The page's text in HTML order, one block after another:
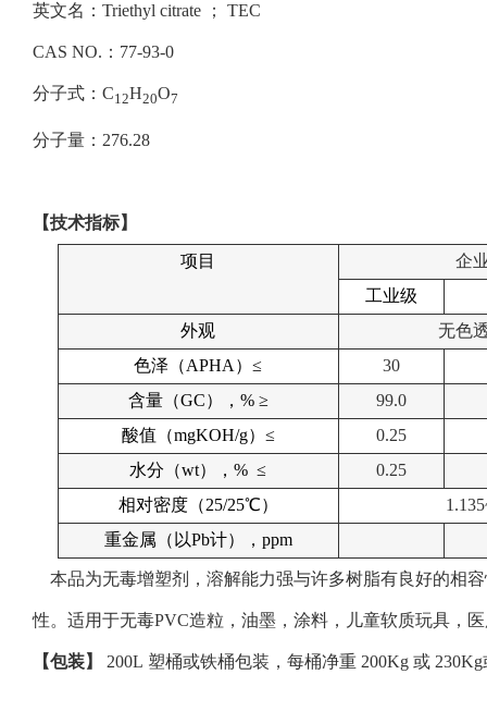
英文名：Triethyl citrate ； TEC
CAS NO.：77-93-0
分子式：C12H20O7
分子量：276.28
【技术指标】
项目
企
工业级
外观
无色
色泽（APHA）≤
30
含量（GC），% ≥
99.0
酸值（mgKOH/g）≤
0.25
水分（wt），% ≤
0.25
相对密度（25/25℃）
重金属（以Pb计），ppm
本品为无毒增塑剂，溶解能力强与许多树脂有良好的相
性。适用于无毒PVC造粒，油墨，涂料，儿童软质玩具，
【包装】 200L 塑桶或铁桶包装，每桶净重 200Kg 或